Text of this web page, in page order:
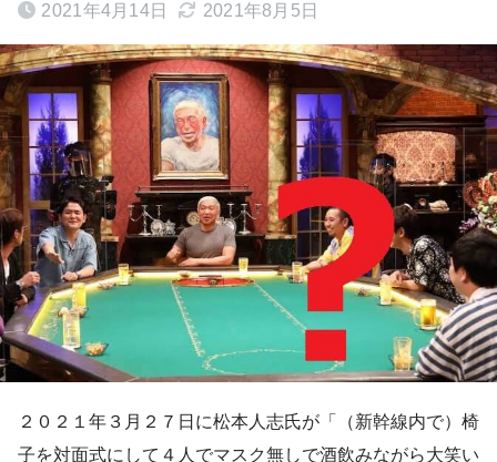
2021年4月14日 2021年8月5日
２０２１年３月２７日に松本人志氏が「（新幹線内で）椅
子を対面式にして４人でマスク無しで酒飲みながら大笑い